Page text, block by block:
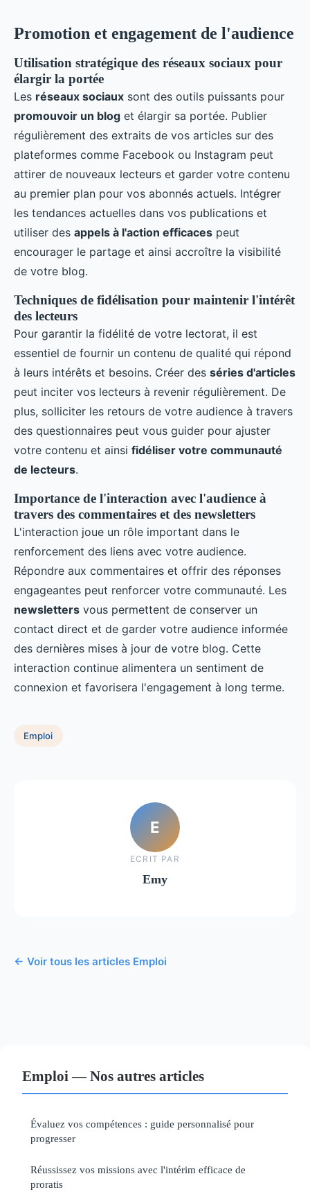
Promotion et engagement de l'audience
Utilisation stratégique des réseaux sociaux pour
élargir la portée
Les réseaux sociaux sont des outils puissants pour
promouvoir un blog et élargir sa portée. Publier
régulièrement des extraits de vos articles sur des
plateformes comme Facebook ou Instagram peut
attirer de nouveaux lecteurs et garder votre contenu
au premier plan pour vos abonnés actuels. Intégrer
les tendances actuelles dans vos publications et
utiliser des appels à l'action efficaces peut
encourager le partage et ainsi accroître la visibilité
de votre blog.
Techniques de fidélisation pour maintenir l'intérêt
des lecteurs
Pour garantir la fidélité de votre lectorat, il est
essentiel de fournir un contenu de qualité qui répond
à leurs intérêts et besoins. Créer des séries d'articles
peut inciter vos lecteurs à revenir régulièrement. De
plus, solliciter les retours de votre audience à travers
des questionnaires peut vous guider pour ajuster
votre contenu et ainsi fidéliser votre communauté
de lecteurs.
Importance de l'interaction avec l'audience à
travers des commentaires et des newsletters
L'interaction joue un rôle important dans le
renforcement des liens avec votre audience.
Répondre aux commentaires et offrir des réponses
engageantes peut renforcer votre communauté. Les
newsletters vous permettent de conserver un
contact direct et de garder votre audience informée
des dernières mises à jour de votre blog. Cette
interaction continue alimentera un sentiment de
connexion et favorisera l'engagement à long terme.
Emploi
E
ECRIT PAR
Emy
← Voir tous les articles Emploi
Emploi — Nos autres articles
Évaluez vos compétences : guide personnalisé pour
progresser
Réussissez vos missions avec l'intérim efficace de
proratis